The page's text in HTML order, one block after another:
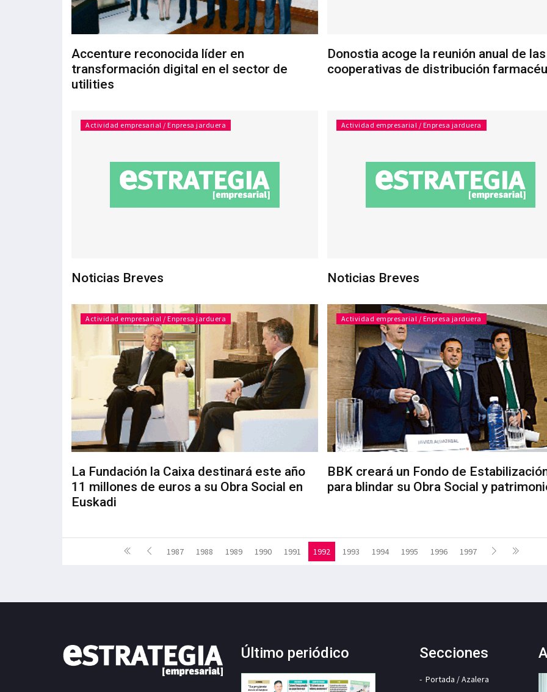
Accenture reconocida líder en
transformación digital en el sector de
utilities
Donostia acoge la reunión anual de las
cooperativas de distribución
Actividad empresarial / Enpresa jarduera
Noticias Breves
Actividad empresarial / Enpresa jarduera
Noticias Breves
Actividad empresarial / Enpresa jarduera
La Fundación la Caixa destinará este año
11 millones de euros a su Obra Social en
Euskadi
Actividad empresarial / Enpresa jarduera
BBK creará un Fondo de
para blindar su Obra Social y
1987 1988 1989 1990 1991 1992 1993 1994 1995 1996 1997
Último periódico Secciones
Portada / Azalera